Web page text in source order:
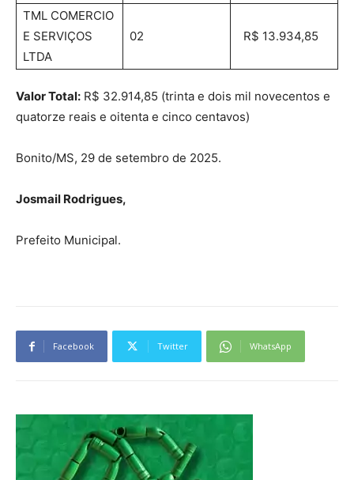
TML COMERCIO
E SERVIÇOS
LTDA
02 R$ 13.934,85
Valor Total: R$ 32.914,85 (trinta e dois mil novecentos e
quatorze reais e oitenta e cinco centavos)
Bonito/MS, 29 de setembro de 2025.
Josmail Rodrigues,
Prefeito Municipal.
Facebook Twitter WhatsApp